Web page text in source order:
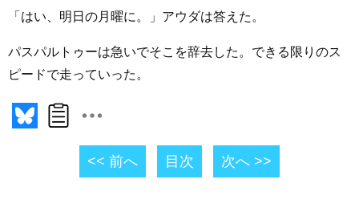
「はい、明日の月曜に。」アウダは答えた。
パスパルトゥーは急いでそこを辞去した。できる限りのス
ピードで走っていった。
<< 前へ 目次 次へ >>